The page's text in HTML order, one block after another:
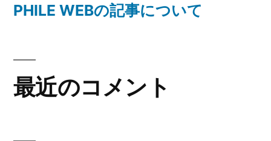
PHILE WEBの記事について
最近のコメント